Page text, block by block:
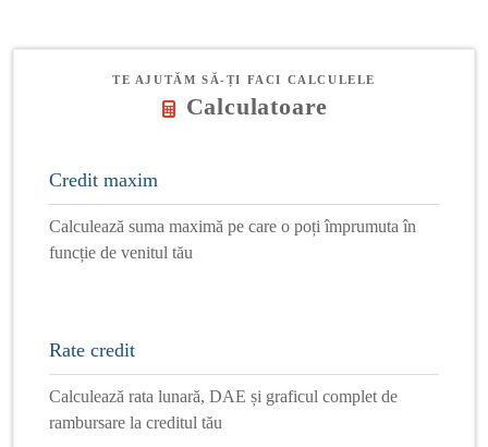
TE AJUTĂM SĂ-ȚI FACI CALCULELE
Calculatoare
Credit maxim
Calculează suma maximă pe care o poți împrumuta în
funcție de venitul tău
Rate credit
Calculează rata lunară, DAE și graficul complet de
rambursare la creditul tău